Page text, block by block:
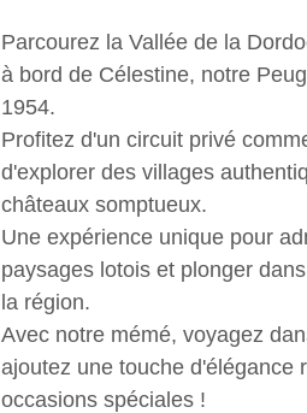
Parcourez la Vallée de la
à bord de Célestine, notre
1954.
Profitez d'un circuit privé
d'explorer des villages
châteaux somptueux.
Une expérience unique pour
paysages lotois et plonger
la région.
Avec notre mémé, voyagez
ajoutez une touche d'élégance
occasions spéciales !